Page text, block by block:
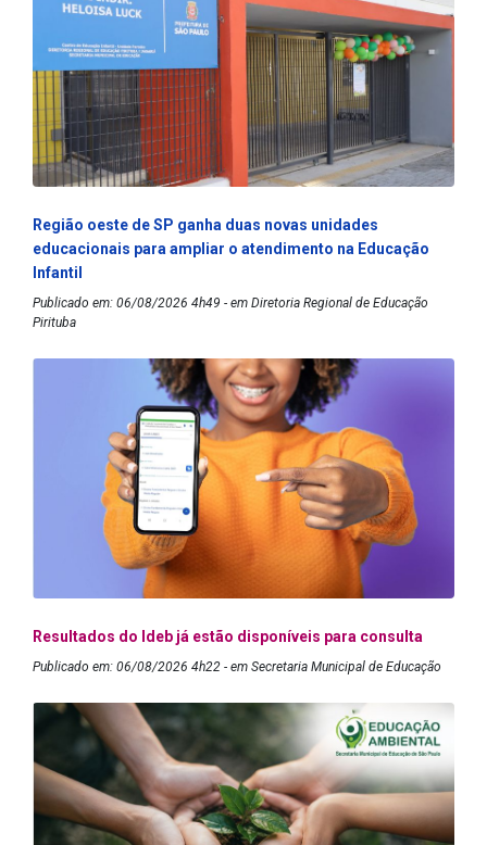
Região oeste de SP ganha duas novas unidades
educacionais para ampliar o atendimento na Educação
Infantil
Publicado em: 06/08/2026 4h49 - em Diretoria Regional de Educação
Pirituba
Resultados do Ideb já estão disponíveis para consulta
Publicado em: 06/08/2026 4h22 - em Secretaria Municipal de Educação